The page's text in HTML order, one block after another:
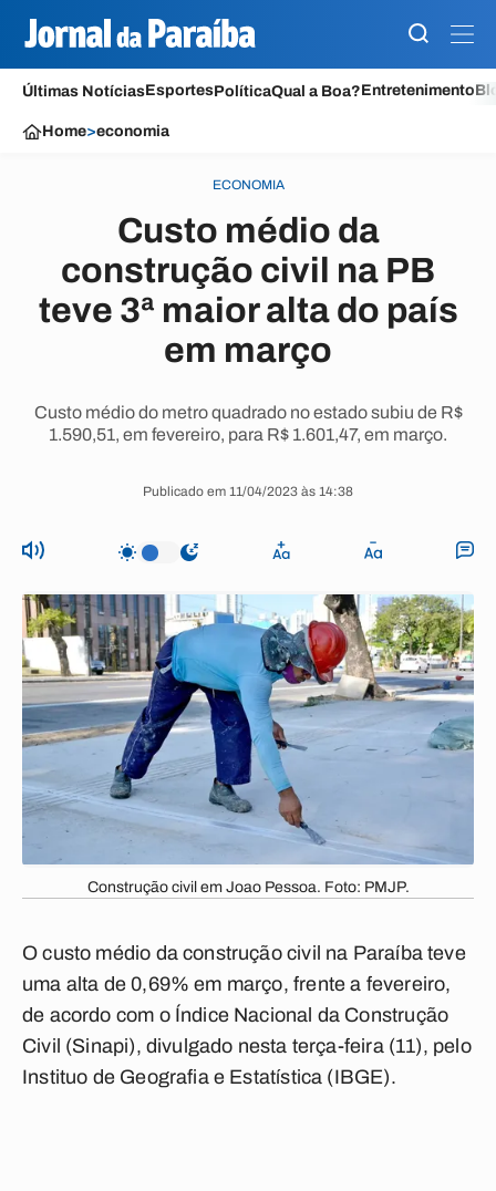
Últimas NotíciasEsportesPolíticaQual a Boa?Entretenimento
Home>economia
ECONOMIA
Custo médio da
construção civil na PB
teve 3ª maior alta do país
em março
Custo médio do metro quadrado no estado subiu de R$
1.590,51, em fevereiro, para R$ 1.601,47, em março.
Publicado em 11/04/2023 às 14:38
Construção civil em Joao Pessoa. Foto: PMJP.
O custo médio da construção civil na Paraíba teve
uma alta de 0,69% em março, frente a fevereiro,
de acordo com o Índice Nacional da Construção
Civil (Sinapi), divulgado nesta terça-feira (11), pelo
Instituo de Geografia e Estatística (IBGE).